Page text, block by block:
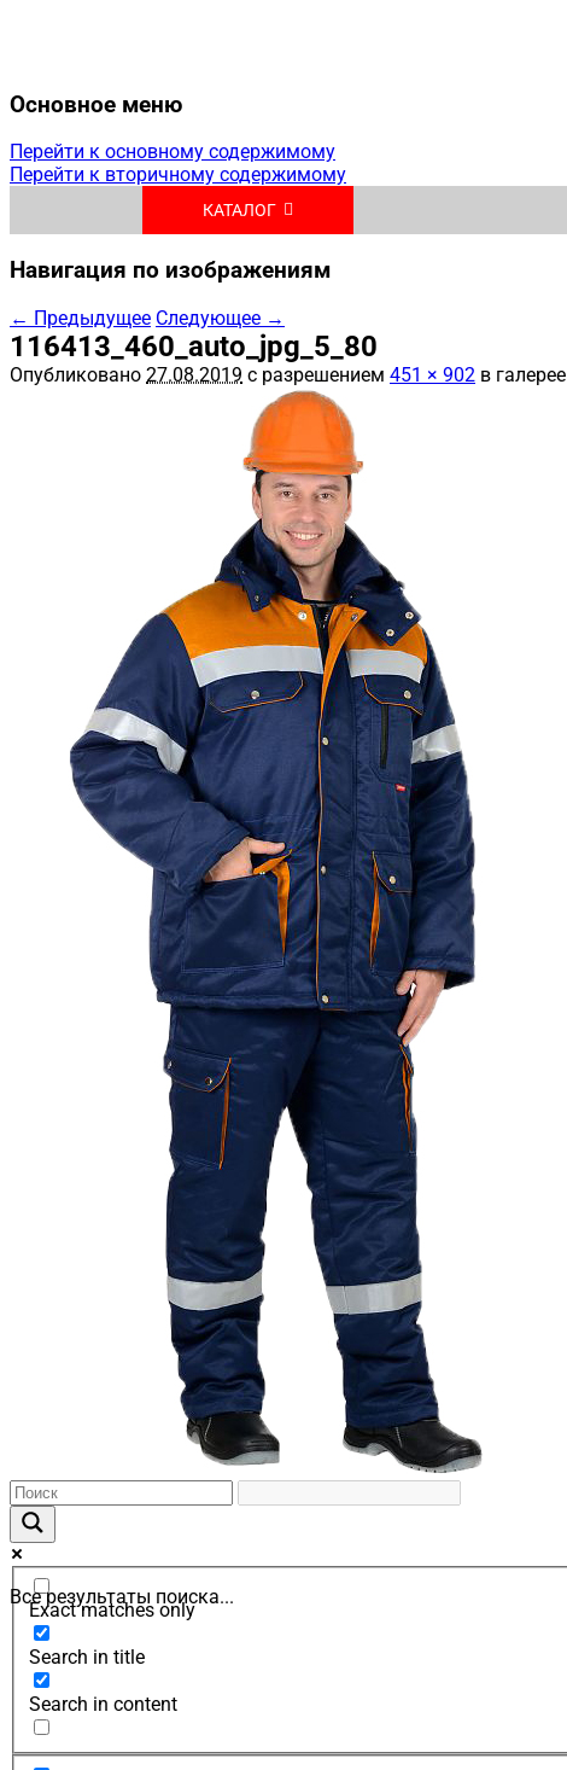
Основное меню
Перейти к основному содержимому
Перейти к вторичному содержимому
КАТАЛОГ
Навигация по изображениям
← Предыдущее Следующее →
116413_460_auto_jpg_5_80
Опубликовано 27.08.2019 с разрешением 451 × 902 в галерее
Все результаты поиска...
Exact matches only
Search in title
Search in content